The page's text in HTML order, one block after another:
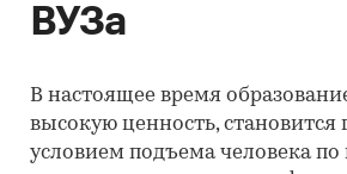
ВУЗа
В настоящее время
высокую ценность, становится
условием подъема человека по